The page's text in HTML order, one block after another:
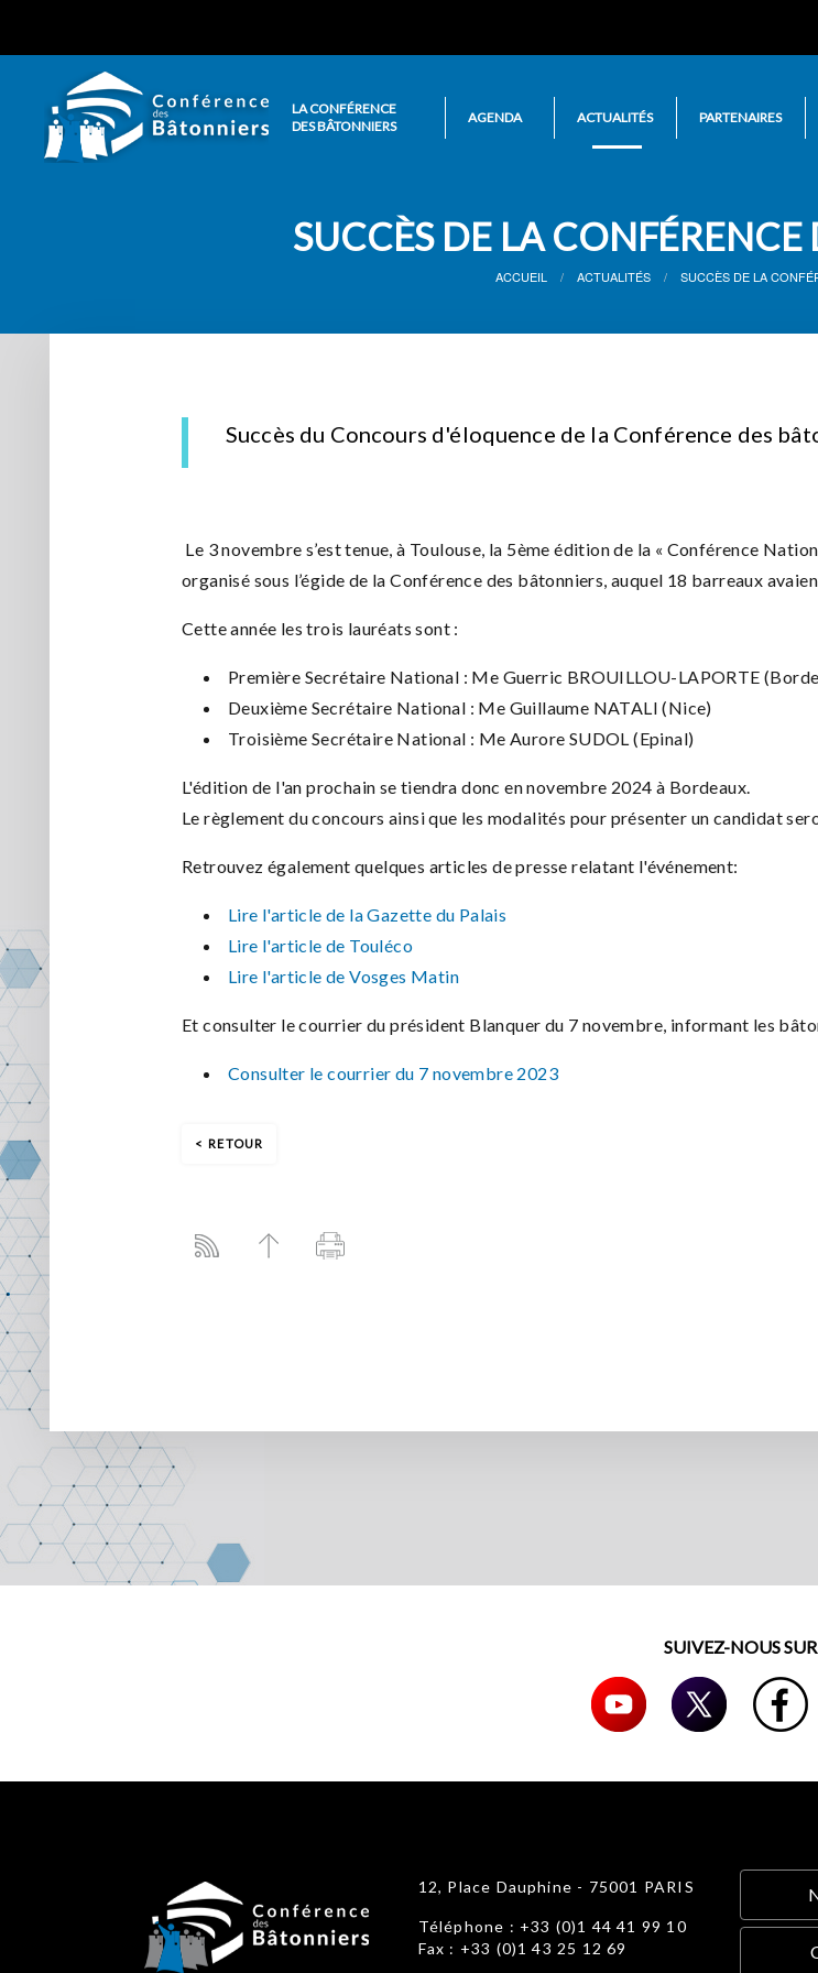
LA CONFÉRENCE
DES BÂTONNIERS
AGENDA ACTUALITÉS PARTENAIRES
SUCCÈS DE LA
ACCUEIL ACTUALITÉS SUCCÈS DE LA
Succès du Concours d'éloquence de la Conférence des
Le 3 novembre s’est tenue, à Toulouse, la 5ème édition de la « Conférence
organisé sous l’égide de la Conférence des bâtonniers, auquel 18 barreaux
Cette année les trois lauréats sont :
Première Secrétaire National : Me Guerric BROUILLOU-LAPORTE
Deuxième Secrétaire National : Me Guillaume NATALI (Nice)
Troisième Secrétaire National : Me Aurore SUDOL (Epinal)
L'édition de l'an prochain se tiendra donc en novembre 2024 à Bordeaux.
Le règlement du concours ainsi que les modalités pour présenter un candidat
Retrouvez également quelques articles de presse relatant l'événement:
Lire l'article de la Gazette du Palais
Lire l'article de Touléco
Lire l'article de Vosges Matin
Et consulter le courrier du président Blanquer du 7 novembre, informant les
Consulter le courrier du 7 novembre 2023
RETOUR
SUIVEZ-NOUS SUR
12, Place Dauphine - 75001 PARIS
Téléphone : +33 (0)1 44 41 99 10
Fax : +33 (0)1 43 25 12 69